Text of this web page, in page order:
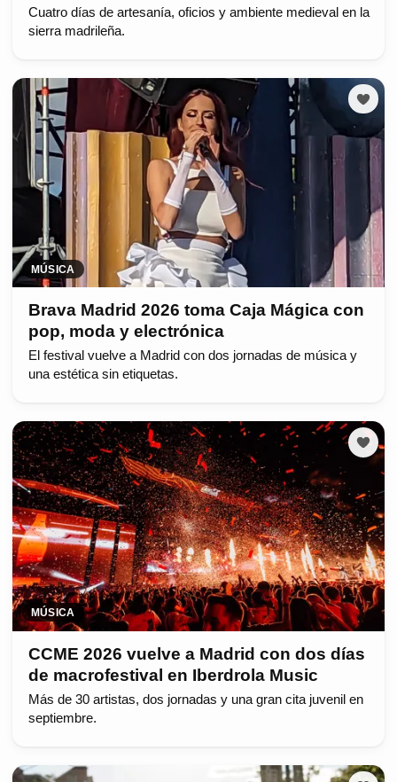
Cuatro días de artesanía, oficios y ambiente medieval en la
sierra madrileña.
MÚSICA
Brava Madrid 2026 toma Caja Mágica con
pop, moda y electrónica
El festival vuelve a Madrid con dos jornadas de música y
una estética sin etiquetas.
MÚSICA
CCME 2026 vuelve a Madrid con dos días
de macrofestival en Iberdrola Music
Más de 30 artistas, dos jornadas y una gran cita juvenil en
septiembre.